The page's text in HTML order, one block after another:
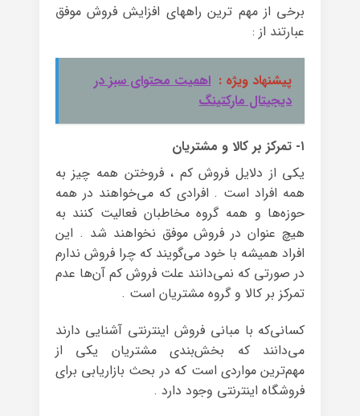
برخی از مهم ترین راههای افزایش فروش موفق
عبارتند از :
پیشنهاد ویژه : اهمیت محتوای سبز در
دیجیتال مارکتینگ
۱- تمرکز بر کالا و مشتریان
یکی از دلایل فروش کم ، فروختن همه چیز به
همه افراد است . افرادی که می‌خواهند در همه
حوزه‌ها و همه گروه مخاطبان فعالیت کنند به
هیچ عنوان در فروش موفق نخواهند شد . این
افراد همیشه با خود می‌گویند که چرا فروش ندارم
در صورتی که نمی‌دانند علت فروش کم آن‌ها عدم
تمرکز بر کالا و گروه مشتریان است .
کسانی‌که با مبانی فروش اینترنتی آشنایی دارند
می‌دانند که بخش‌بندی مشتریان یکی از
مهم‌ترین مواردی است که در بحث بازاریابی برای
فروشگاه اینترنتی وجود دارد .